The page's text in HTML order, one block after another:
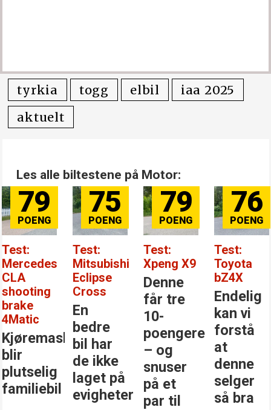
tyrkia togg elbil
iaa 2025
aktuelt
Les alle biltestene på Motor:
79
Test:
Mercedes
CLA
shooting
brake
4Matic
Kjøremaskinen
blir
plutselig
familiebil
75
Test:
Mitsubishi
Eclipse
Cross
En
bedre
bil har
de ikke
laget på
evigheter
79
Test:
Xpeng X9
Denne
får tre
10-
poengere
– og
snuser
på et
par til
76
Test:
Toyota
bZ4X
Endelig
kan vi
forstå
at
denne
selger
så bra